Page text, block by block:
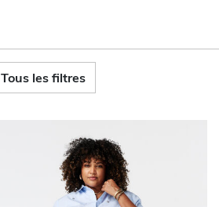
Tous les filtres